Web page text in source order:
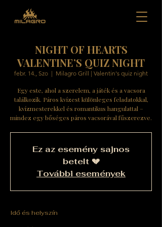
NIGHT OF HEARTS
VALENTINE’S QUIZ NIGHT
febr. 14., Szo
  |
Milagro Grill | Valentin's quiz night
Egy este, ahol a szerelem, a játék és a vacsora
találkozik. Páros kvízest különleges feladatokkal,
kvízmesterekkel és romantikus hangulattal –
mindez egy bőséges páros vacsorával fűszerezve.
Ez az esemény sajnos
betelt 💔
További események
Idő és helyszín